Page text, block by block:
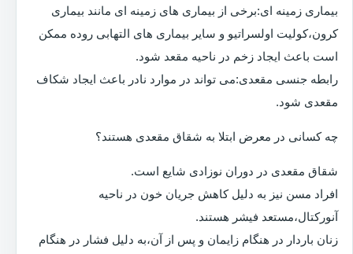
بیماری زمینه ای:برخی از بیماری های زمینه ای مانند بیماری
کرون،کولیت اولسراتیو و سایر بیماری های التهابی روده ممکن
است باعث ایجاد زخم در ناحیه مقعد شود.
رابطه جنسی مقعدی:می تواند در موارد نادر باعث ایجاد شکاف
مقعدی شود.
چه کسانی در معرض ابتلا به شقاق مقعدی هستند؟
شقاق مقعدی در دوران نوزادی شایع است.
افراد مسن نیز به دلیل کاهش جریان خون در ناحیه
آنورکتال،مستعد فیشر هستند.
زنان باردار در هنگام زایمان و پس از آن،به دلیل فشار در هنگام